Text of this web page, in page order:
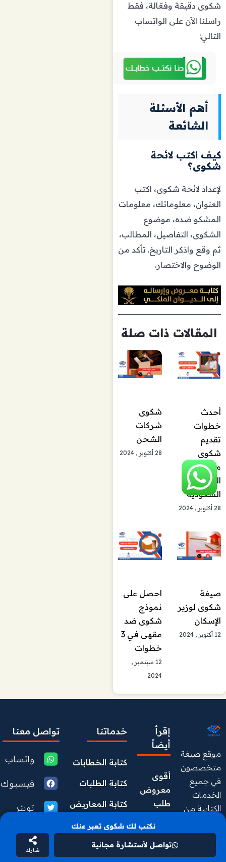
شكوى دقيقة وفعّالة، فقط
راسلنا الآن على الواتساب
التالي:
أهم الأسئلة
الشائعة
كيف اكتب لائحة
شكوى؟
لإعداد لائحة شكوى، اكتب
العنوان، معلوماتك، معلومات
المشكو ضده، موضوع
الشكوى، التفاصيل، المطالب،
ثم وقع واذكر التاريخ. تأكد من
الوضوح والاختصار.
المقالات ذات صلة
أحدث
خطوات
تقديم
شكوى
مكتب
العمل في
السعودية
28 أكتوبر , 2024
شكوى
شركات
الشحن
28 أكتوبر , 2024
صيغة
شكوى لوزير
الإسكان
12 أكتوبر , 2024
احصل على
نموذج
شكوى ضد
مقهى في 3
خطوات
12 سبتمبر ,
2024
نكتب لك شكوى تعبر عنك
تواصل لأستشارة مجانية
شارك
موقع صيغة
متخصصون
في جميع
الخدمات
الكتابية من
الخطابات
إقرأ
أيضاً
محمد
بن
خدماتنا
كتابة الخطابات
كتابة الطلبات
كتابة المعاريض
كتابة الشكاوى
كتابة التظلمات
تواصل معنا
واتساب
فيسبوك
تويتر
يوتيوب
انستقرام